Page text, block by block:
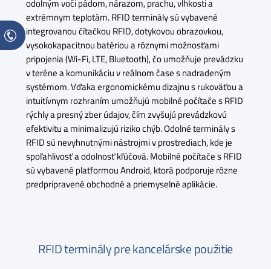
odolným voči pádom, nárazom, prachu, vlhkosti a
extrémnym teplotám. RFID terminály sú vybavené
integrovanou čítačkou RFID, dotykovou obrazovkou,
vysokokapacitnou batériou a rôznymi možnosťami
pripojenia (Wi-Fi, LTE, Bluetooth), čo umožňuje prevádzku
v teréne a komunikáciu v reálnom čase s nadradeným
systémom. Vďaka ergonomickému dizajnu s rukoväťou a
intuitívnym rozhraním umožňujú mobilné počítače s RFID
rýchly a presný zber údajov, čím zvyšujú prevádzkovú
efektivitu a minimalizujú riziko chýb. Odolné terminály s
RFID sú nevyhnutnými nástrojmi v prostrediach, kde je
spoľahlivosť a odolnosť kľúčová. Mobilné počítače s RFID
sú vybavené platformou Android, ktorá podporuje rôzne
predpripravené obchodné a priemyselné aplikácie.
RFID terminály pre kancelárske použitie